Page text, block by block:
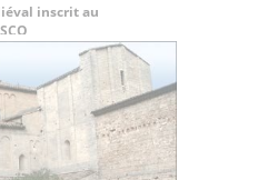
inscrit au